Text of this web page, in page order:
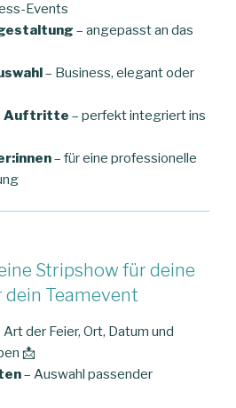
Events
– angepasst an das
– Business, elegant oder
Auftritte – perfekt integriert ins
– für eine professionelle
Stripshow für deine
Teamevent
Art der Feier, Ort, Datum und
📩
– Auswahl passender